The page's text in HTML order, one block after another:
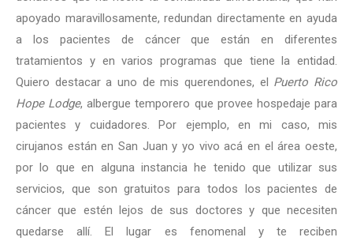
apoyado maravillosamente, redundan directamente en ayuda
a los pacientes de cáncer que están en diferentes
tratamientos y en varios programas que tiene la entidad.
Quiero destacar a uno de mis querendones, el Puerto Rico
Hope Lodge, albergue temporero que provee hospedaje para
pacientes y cuidadores. Por ejemplo, en mi caso, mis
cirujanos están en San Juan y yo vivo acá en el área oeste,
por lo que en alguna instancia he tenido que utilizar sus
servicios, que son gratuitos para todos los pacientes de
cáncer que estén lejos de sus doctores y que necesiten
quedarse allí. El lugar es fenomenal y te reciben